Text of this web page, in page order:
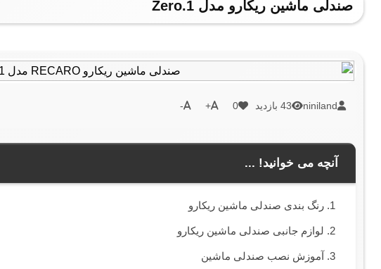
صندلی ماشین ریکارو مدل Zero.1
niniland 43 بازدید 0
+
-
آنچه می خوانید! ...
رنگ بندی صندلی ماشین ریکارو
لوازم جانبی صندلی ماشین ریکارو
آموزش نصب صندلی ماشین